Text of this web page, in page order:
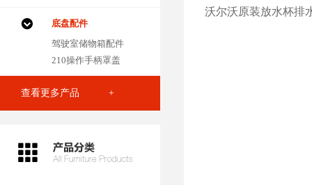
底盘配件
驾驶室储物箱配件
210操作手柄罩盖
查看更多产品 +
沃尔沃原装放水杯排